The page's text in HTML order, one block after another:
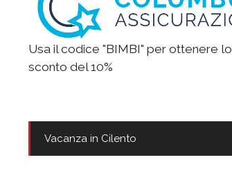
Usa il codice "BIMBI" per ottenere lo
sconto del 10%
Vacanza in Cilento